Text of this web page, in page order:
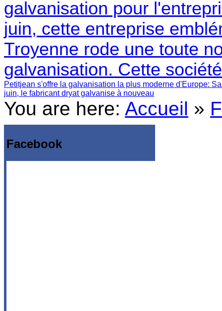
galvanisation pour
juin, cette entreprise
Troyenne rode une toute
galvanisation. Cette
Petitjean s'offre la galvanisation la plus moderne d'Europe:
juin, le fabricant dryat galvanise à nouveau
You are here: Accueil »
Facebook